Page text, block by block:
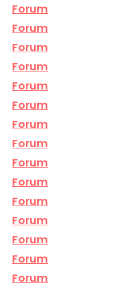
Forum
Forum
Forum
Forum
Forum
Forum
Forum
Forum
Forum
Forum
Forum
Forum
Forum
Forum
Forum